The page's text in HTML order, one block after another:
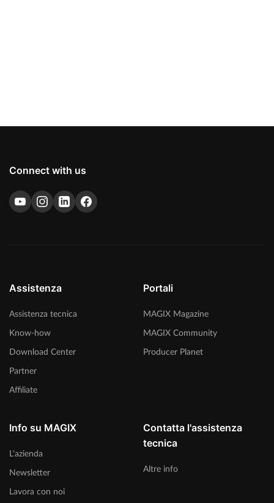
Connect with us
Assistenza
Assistenza tecnica
Know-how
Download Center
Partner
Affiliate
Portali
MAGIX Magazine
MAGIX Community
Producer Planet
Info su MAGIX
L'azienda
Newsletter
Lavora con noi
Contatta l'assistenza
tecnica
Altre info